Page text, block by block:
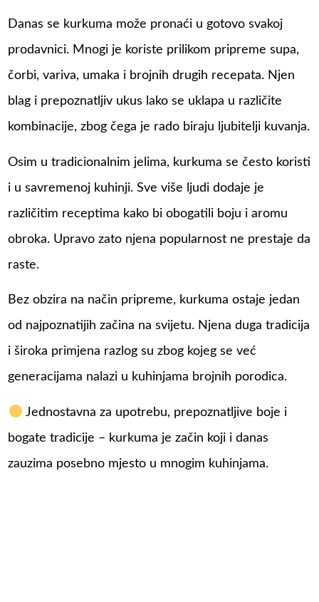
Danas se kurkuma može pronaći u gotovo svakoj
prodavnici. Mnogi je koriste prilikom pripreme supa,
čorbi, variva, umaka i brojnih drugih recepata. Njen
blag i prepoznatljiv ukus lako se uklapa u različite
kombinacije, zbog čega je rado biraju ljubitelji kuvanja.
Osim u tradicionalnim jelima, kurkuma se često koristi
i u savremenoj kuhinji. Sve više ljudi dodaje je
različitim receptima kako bi obogatili boju i aromu
obroka. Upravo zato njena popularnost ne prestaje da
raste.
Bez obzira na način pripreme, kurkuma ostaje jedan
od najpoznatijih začina na svijetu. Njena duga tradicija
i široka primjena razlog su zbog kojeg se već
generacijama nalazi u kuhinjama brojnih porodica.
Jednostavna za upotrebu, prepoznatljive boje i
bogate tradicije – kurkuma je začin koji i danas
zauzima posebno mjesto u mnogim kuhinjama.